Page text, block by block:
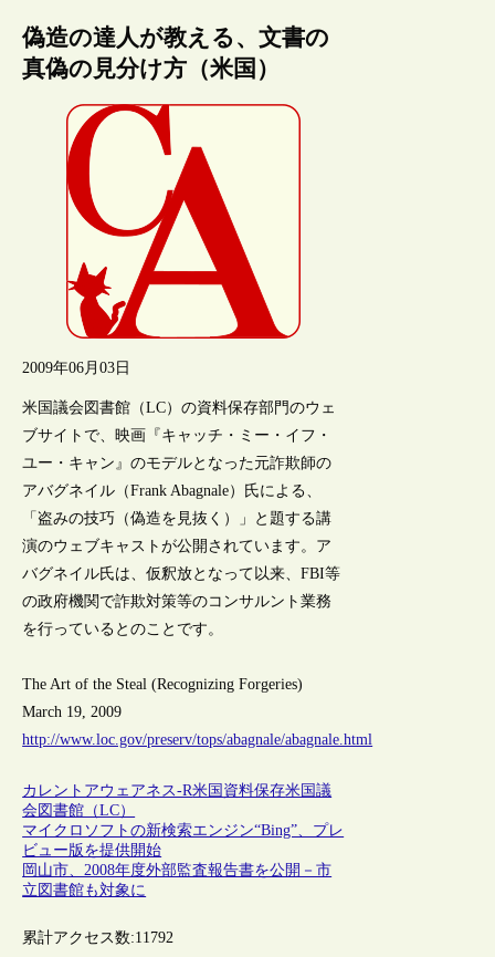
偽造の達人が教える、文書の
真偽の見分け方（米国）
2009年06月03日
米国議会図書館（LC）の資料保存部門のウェ
ブサイトで、映画『キャッチ・ミー・イフ・
ユー・キャン』のモデルとなった元詐欺師の
アバグネイル（Frank Abagnale）氏による、
「盗みの技巧（偽造を見抜く）」と題する講
演のウェブキャストが公開されています。ア
バグネイル氏は、仮釈放となって以来、FBI等
の政府機関で詐欺対策等のコンサルント業務
を行っているとのことです。
The Art of the Steal (Recognizing Forgeries)
March 19, 2009
http://www.loc.gov/preserv/tops/abagnale/abagnale.html
カレントアウェアネス-R米国 資料保存米国議
会図書館（LC）
マイクロソフトの新検索エンジン“Bing”、プレ
ビュー版を提供開始
岡山市、2008年度外部監査報告書を公開－市
立図書館も対象に
累計アクセス数:11792